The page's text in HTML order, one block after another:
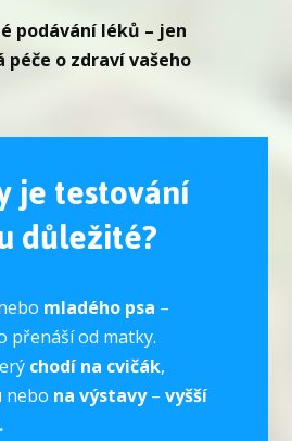
podávání léků – jen
péče o zdraví vašeho
je testování
důležité?
mladého psa –
přenáší od matky.
chodí na cvičák,
nebo na výstavy– vyšší